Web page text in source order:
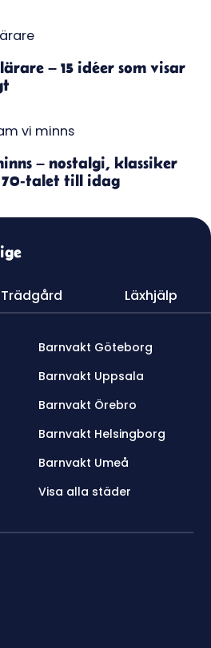
– 15 idéer som visar
– nostalgi, klassiker
talet till idag
Trädgård Läxhjälp
Barnvakt Göteborg
Barnvakt Uppsala
Barnvakt Örebro
Barnvakt Helsingborg
Barnvakt Umeå
Visa alla städer